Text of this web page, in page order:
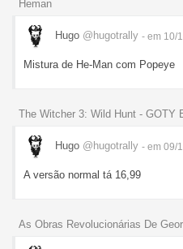
Heman
Hugo @hugotrally - em 10/
Mistura de He-Man com Popeye
The Witcher 3: Wild Hunt - GOTY
Hugo @hugotrally - em 09/
A versão normal tá 16,99
As Obras Revolucionárias De